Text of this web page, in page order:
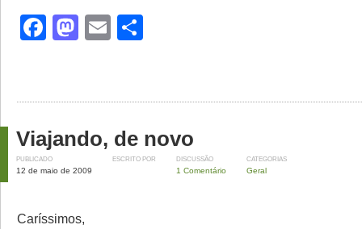
Facebook
Mastodon
Email
Viajando, de novo
PUBLICADO
12 de maio de 2009
ESCRITO POR DISCUSSÃO
1 Comentário
CATEGORIAS
Geral
Caríssimos,